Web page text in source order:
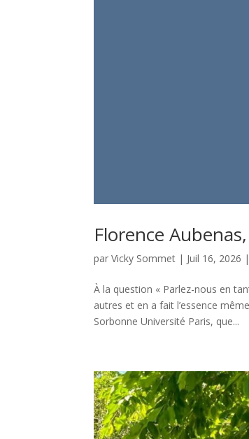
Florence
parVicky Sommet | Juil 16, 2026 |
À la question « Parlez-nous en
autres et en a fait l’essence
Sorbonne Université Paris, que...